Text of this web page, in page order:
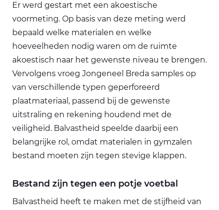
Er werd gestart met een akoestische
voormeting. Op basis van deze meting werd
bepaald welke materialen en welke
hoeveelheden nodig waren om de ruimte
akoestisch naar het gewenste niveau te brengen.
Vervolgens vroeg Jongeneel Breda samples op
van verschillende typen geperforeerd
plaatmateriaal, passend bij de gewenste
uitstraling en rekening houdend met de
veiligheid. Balvastheid speelde daarbij een
belangrijke rol, omdat materialen in gymzalen
bestand moeten zijn tegen stevige klappen.
Bestand zijn tegen een potje voetbal
Balvastheid heeft te maken met de stijfheid van